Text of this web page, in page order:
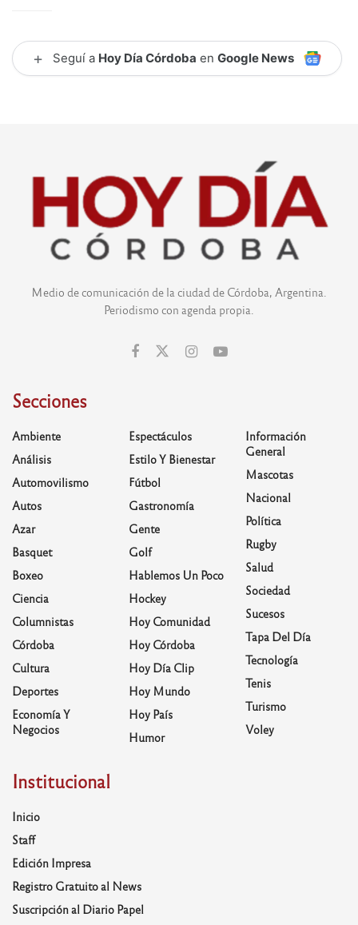
+ Seguí a Hoy Día Córdoba en Google News
Medio de comunicación de la ciudad de Córdoba, Argentina.
Periodismo con agenda propia.
Secciones
Ambiente
Análisis
Automovilismo
Autos
Azar
Basquet
Boxeo
Ciencia
Columnistas
Córdoba
Cultura
Deportes
Economía Y
Negocios
Espectáculos
Estilo Y Bienestar
Fútbol
Gastronomía
Gente
Golf
Hablemos Un Poco
Hockey
Hoy Comunidad
Hoy Córdoba
Hoy Día Clip
Hoy Mundo
Hoy País
Humor
Información
General
Mascotas
Nacional
Política
Rugby
Salud
Sociedad
Sucesos
Tapa Del Día
Tecnología
Tenis
Turismo
Voley
Institucional
Inicio
Staff
Edición Impresa
Registro Gratuito al News
Suscripción al Diario Papel